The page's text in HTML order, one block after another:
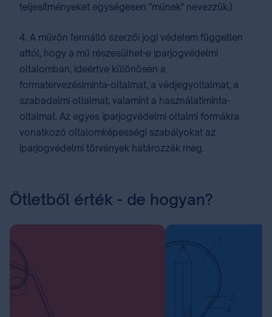
teljesítményeket egységesen "műnek" nevezzük.)
4. A művön fennálló szerzői jogi védelem független
attól, hogy a mű részesülhet-e iparjogvédelmi
oltalomban, ideértve különösen a
formatervezésiminta-oltalmat, a védjegyoltalmat, a
szabadalmi oltalmat, valamint a használatiminta-
oltalmat. Az egyes iparjogvédelmi oltalmi formákra
vonatkozó oltalomképességi szabályokat az
iparjogvédelmi törvények határozzák meg.
Ötletből érték - de hogyan?